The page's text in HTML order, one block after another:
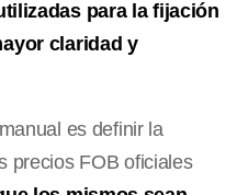
para la fijación
claridad y
es definir la
precios FOB oficiales